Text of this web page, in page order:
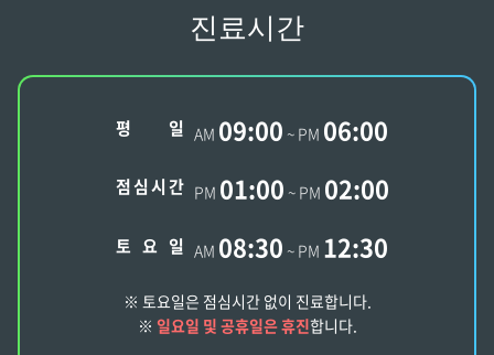
진료시간
평 일 AM 09:00 ~ PM 06:00
점심시간 PM 01:00 ~ PM 02:00
토 요 일 AM 08:30 ~ PM 12:30
※ 토요일은 점심시간 없이 진료합니다.
※ 일요일 및 공휴일은 휴진합니다.